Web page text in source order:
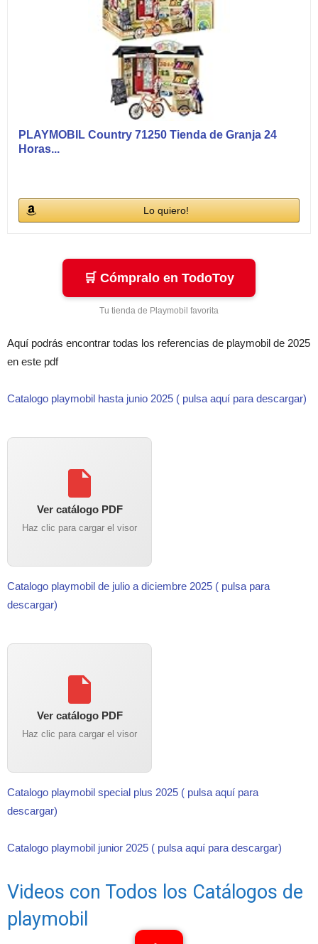
PLAYMOBIL Country 71250 Tienda de Granja 24
Horas...
Lo quiero!
🛒 Cómpralo en TodoToy
Tu tienda de Playmobil favorita
Aquí podrás encontrar todas los referencias de playmobil de 2025
en este pdf
Catalogo playmobil hasta junio 2025 ( pulsa aquí para descargar)
Ver catálogo PDF
Haz clic para cargar el visor
Catalogo playmobil de julio a diciembre 2025 ( pulsa para
descargar)
Ver catálogo PDF
Haz clic para cargar el visor
Catalogo playmobil special plus 2025 ( pulsa aquí para
descargar)
Catalogo playmobil junior 2025 ( pulsa aquí para descargar)
Videos con Todos los Catálogos de
playmobil